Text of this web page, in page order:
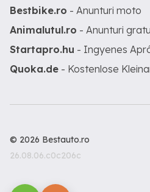
Bestbike.ro - Anunturi moto
Animalutul.ro - Anunturi
Startapro.hu - Ingyenes
Quoka.de - Kostenlose
© 2026 Bestauto.ro
26.08.06.c0c206c